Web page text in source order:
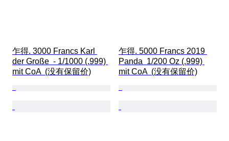
乍得. 3000 Francs Karl
der Große  - 1/1000 (.999)
mit CoA  (没有保留价)
乍得. 5000 Francs 2019
Panda  1/200 Oz (.999)
mit CoA  (没有保留价)